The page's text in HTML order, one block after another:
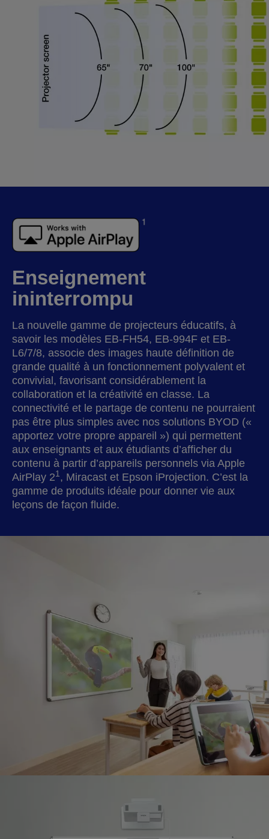
Enseignement
ininterrompu
La nouvelle gamme de projecteurs éducatifs, à
savoir les modèles EB-FH54, EB-994F et EB-
L6/7/8, associe des images haute définition de
grande qualité à un fonctionnement polyvalent et
convivial, favorisant considérablement la
collaboration et la créativité en classe. La
connectivité et le partage de contenu ne pourraient
pas être plus simples avec nos solutions BYOD («
apportez votre propre appareil ») qui permettent
aux enseignants et aux étudiants d’afficher du
contenu à partir d’appareils personnels via Apple
AirPlay 21, Miracast et Epson iProjection. C’est la
gamme de produits idéale pour donner vie aux
leçons de façon fluide.